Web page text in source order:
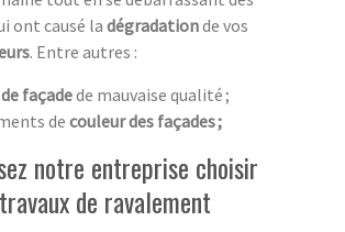
ont causé ladégradationde vos
. Entre autres :
façadede mauvaise qualité ;
de couleur des façades ;
notre entreprise choisir
de ravalement